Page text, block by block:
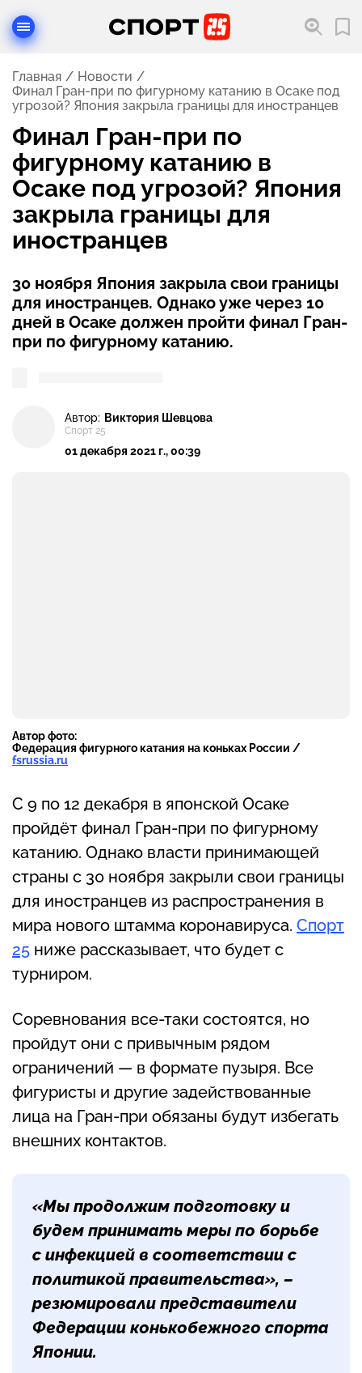
Главная
Новости
Финал Гран-при по фигурному катанию в Осаке под
угрозой? Япония закрыла границы для иностранцев
Финал Гран-при по
фигурному катанию в
Осаке под угрозой? Япония
закрыла границы для
иностранцев
30 ноября Япония закрыла свои границы
для иностранцев. Однако уже через 10
дней в Осаке должен пройти финал Гран-
при по фигурному катанию.
Автор: Виктория Шевцова
Спорт 25
01 декабря 2021 г., 00:39
Автор фото:
Федерация фигурного катания на коньках России /
fsrussia.ru
С 9 по 12 декабря в японской Осаке
пройдёт финал Гран-при по фигурному
катанию. Однако власти принимающей
страны с 30 ноября закрыли свои границы
для иностранцев из распространения в
мира нового штамма коронавируса. Спорт
25 ниже рассказывает, что будет с
турниром.
Соревнования все-таки состоятся, но
пройдут они с привычным рядом
ограничений — в формате пузыря. Все
фигуристы и другие задействованные
лица на Гран-при обязаны будут избегать
внешних контактов.
«Мы продолжим подготовку и
будем принимать меры по борьбе
с инфекцией в соответствии с
политикой правительства», –
резюмировали представители
Федерации конькобежного спорта
Японии.